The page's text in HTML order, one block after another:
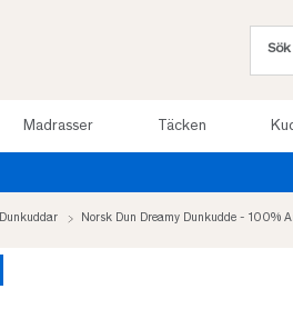
Madrasser Täcken
Dunkuddar Norsk Dun Dreamy Dunkudde - 100%